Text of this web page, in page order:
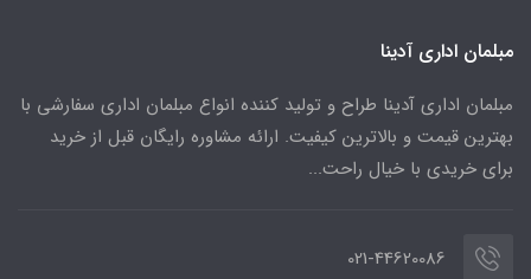
مبلمان اداری آدینا
مبلمان اداری آدینا طراح و تولید کننده انواع مبلمان اداری سفارشی با
بهترین قیمت و بالاترین کیفیت. ارائه مشاوره رایگان قبل از خرید
برای خریدی با خیال راحت...
021-44620086